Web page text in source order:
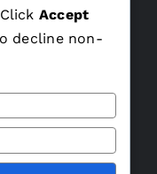
Accept
decline non-